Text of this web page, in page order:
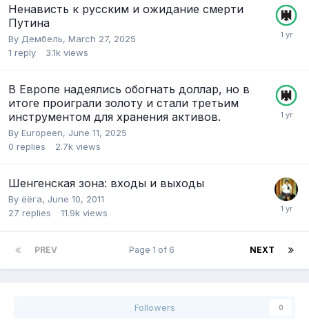
Ненависть к русским и ожидание смерти
Путина
By Дембель, March 27, 2025
1 reply 3.1k views
В Европе надеялись обогнать доллар, но в
итоге проиграли золоту и стали третьим
инструментом для хранения активов.
By Europeen, June 11, 2025
0 replies 2.7k views
Шенгенская зона: входы и выходы
By ёёга, June 10, 2011
27 replies 11.9k views
PREV NEXT
Page 1 of 6
Followers 0